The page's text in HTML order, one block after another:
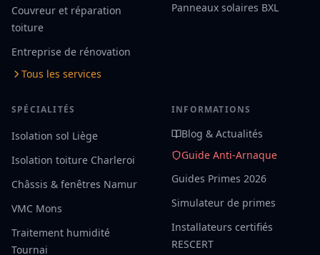
Couvreur et réparation
toiture
Entreprise de rénovation
Tous les services
Panneaux solaires BXL
SPÉCIALITÉS
Isolation sol Liège
Isolation toiture Charleroi
Châssis & fenêtres Namur
VMC Mons
Traitement humidité
Tournai
INFORMATIONS
Blog & Actualités
Guide Anti-Arnaque
Guides Primes 2026
Simulateur de primes
Installateurs certifiés
RESCERT